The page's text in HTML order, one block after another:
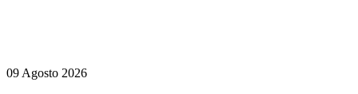
09 Agosto 2026